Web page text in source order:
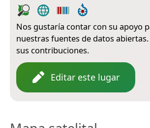
Nos gustaría contar con su apoyo
nuestras fuentes de datos
sus contribuciones.
Editar este lugar